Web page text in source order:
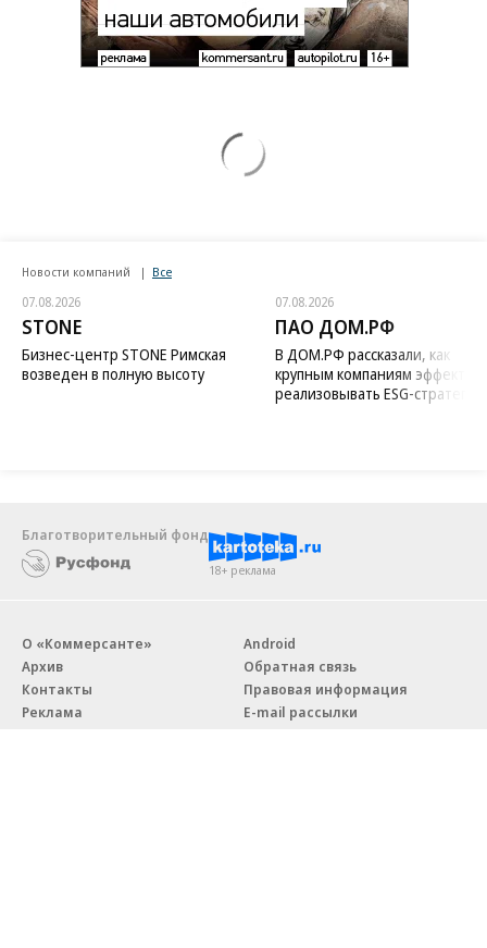
Новости компаний Все
07.08.2026
STONE
Бизнес-центр STONE Римская
возведен в полную высоту
07.08.2026
ПАО ДОМ.РФ
В ДОМ.РФ рассказали, как
крупным компаниям
реализовывать ESG-стратегию
Благотворительный фонд
18+ реклама
О «Коммерсанте»
Архив
Контакты
Реклама
Android
Обратная связь
Правовая информация
E-mail рассылки